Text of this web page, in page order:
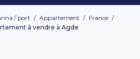
/ port / Appartement / France /
à vendre à Agde